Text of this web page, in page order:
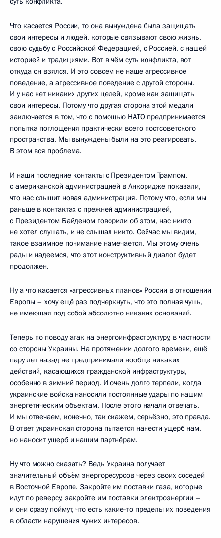
Что касается России, то она вынуждена была защищать
свои интересы и людей, которые связывают свою жизнь,
свою судьбу с Российской Федерацией, с Россией, с нашей
историей и традициями. Вот в чём суть конфликта, вот
откуда он взялся. И это совсем не наше агрессивное
поведение, а агрессивное поведение с другой стороны.
И у нас нет никаких других целей, кроме как защищать
свои интересы. Потому что другая сторона этой медали
заключается в том, что с помощью НАТО предпринимается
попытка поглощения практически всего постсоветского
пространства. Мы вынуждены были на это реагировать.
В этом вся проблема.
И наши последние контакты с Президентом Трампом,
с американской администрацией в Анкоридже показали,
что нас слышит новая администрация. Потому что, если мы
раньше в контактах с прежней администрацией,
с Президентом Байденом говорили об этом, нас никто
не хотел слушать, и не слышал никто. Сейчас мы видим,
такое взаимное понимание намечается. Мы этому очень
рады и надеемся, что этот конструктивный диалог будет
продолжен.
Ну а что касается «агрессивных планов» России в отношении
Европы – хочу ещё раз подчеркнуть, что это полная чушь,
не имеющая под собой абсолютно никаких оснований.
Теперь по поводу атак на энергоинфраструктуру, в частности
со стороны Украины. На протяжении долгого времени, ещё
пару лет назад не предпринимали вообще никаких
действий, касающихся гражданской инфраструктуры,
особенно в зимний период. И очень долго терпели, когда
украинские войска наносили постоянные удары по нашим
энергетическим объектам. После этого начали отвечать.
И мы отвечаем, конечно, так скажем, серьёзно, это правда.
В ответ украинская сторона пытается нанести ущерб нам,
но наносит ущерб и нашим партнёрам.
Ну что можно сказать? Ведь Украина получает
значительный объём энергоресурсов через своих соседей
в Восточной Европе. Закройте им поставки газа, которые
идут по реверсу, закройте им поставки электроэнергии –
и они сразу поймут, что есть какие-то пределы их поведения
в области нарушения чужих интересов.